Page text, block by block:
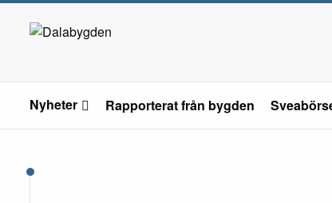
Nyheter Rapporterat från bygden